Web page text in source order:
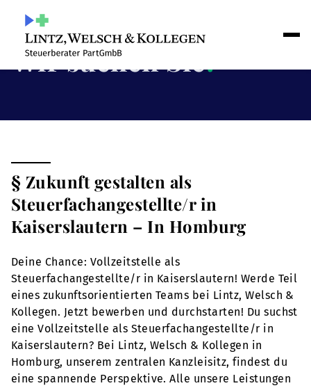
Wir suchen Sie!
§ Zukunft gestalten als
Steuerfachangestellte/r in
Kaiserslautern – In Homburg
Deine Chance: Vollzeitstelle als
Steuerfachangestellte/r in Kaiserslautern! Werde Teil
eines zukunftsorientierten Teams bei Lintz, Welsch &
Kollegen. Jetzt bewerben und durchstarten! Du suchst
eine Vollzeitstelle als Steuerfachangestellte/r in
Kaiserslautern? Bei Lintz, Welsch & Kollegen in
Homburg, unserem zentralen Kanzleisitz, findest du
eine spannende Perspektive. Alle unsere Leistungen